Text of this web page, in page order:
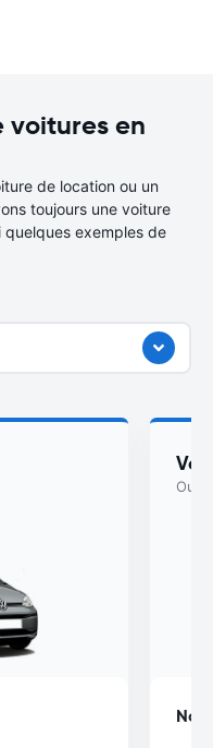
voitures en
de location ou un
toujours une voiture
exemples de
Ou
Nos